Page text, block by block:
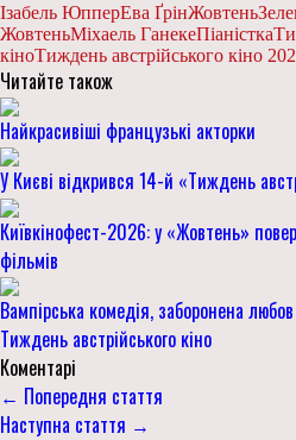
Ізабель ЮпперЕва ҐрінЖовтень
ЖовтеньМіхаель ГанекеПіаністка
кіноТиждень австрійського кіно
Читайте також
Найкрасивіші французькі акторки
У Києві відкрився 14-й «Тиждень
Київкінофест-2026: у «Жовтень»
фільмів
Вампірська комедія, заборонена
Тиждень австрійського кіно
Коментарі
← Попередня стаття
Наступна стаття →